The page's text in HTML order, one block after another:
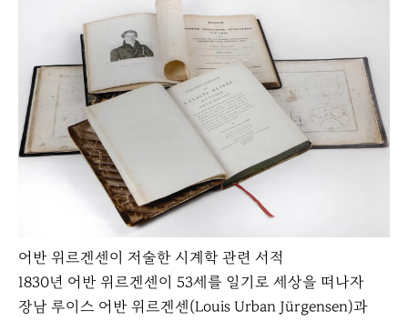
어반 위르겐센이 저술한 시계학 관련 서적
1830년 어반 위르겐센이 53세를 일기로 세상을 떠나자
장남 루이스 어반 위르겐센(Louis Urban Jürgensen)과